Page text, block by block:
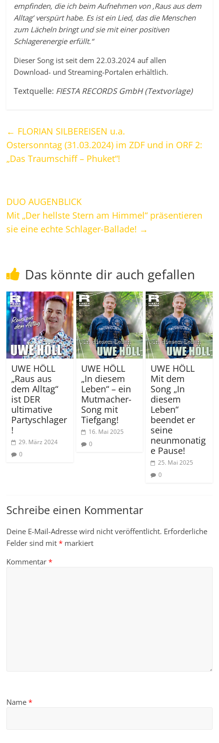
empfinden, die ich beim Aufnehmen von ‚Raus aus dem
Alltag‘ verspürt habe. Es ist ein Lied, das die Menschen
zum Lächeln bringt und sie mit einer positiven
Schlagerenergie erfüllt.“
Dieser Song ist seit dem 22.03.2024 auf allen
Download- und Streaming-Portalen erhältlich.
Textquelle: FIESTA RECORDS GmbH (Textvorlage)
← FLORIAN SILBEREISEN u.a.
Ostersonntag (31.03.2024) im ZDF und in ORF 2:
„Das Traumschiff – Phuket“!
DUO AUGENBLICK
Mit „Der hellste Stern am Himmel“ präsentieren
sie eine echte Schlager-Ballade! →
Das könnte dir auch gefallen
UWE HÖLL
„Raus aus
dem Alltag“
ist DER
ultimative
Partyschlager
!
29. März 2024
0
UWE HÖLL
„In diesem
Leben“ – ein
Mutmacher-
Song mit
Tiefgang!
16. Mai 2025
0
UWE HÖLL
Mit dem
Song „In
diesem
Leben“
beendet er
seine
neunmonatig
e Pause!
25. Mai 2025
0
Schreibe einen Kommentar
Deine E-Mail-Adresse wird nicht veröffentlicht. Erforderliche
Felder sind mit* markiert
Kommentar*
Name*